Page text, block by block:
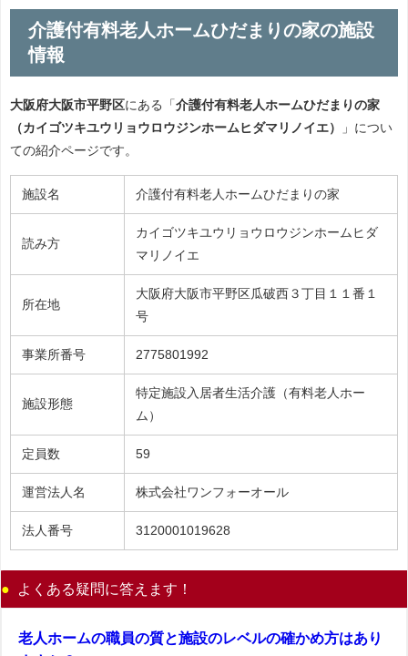
介護付有料老人ホームひだまりの家の施設
情報
大阪府大阪市平野区にある「 介護付有料老人ホームひだまりの家
（カイゴツキユウリョウロウジンホームヒダマリノイエ）
」につい
ての紹介ページです。
施設名 介護付有料老人ホームひだまりの家
読み方
カイゴツキユウリョウロウジンホームヒダ
マリノイエ
所在地
大阪府大阪市平野区瓜破西３丁目１１番１
号
事業所番号 2775801992
施設形態
特定施設入居者生活介護（有料老人ホー
ム）
定員数 59
運営法人名 株式会社ワンフォーオール
法人番号 3120001019628
よくある疑問に答えます！
老人ホームの職員の質と施設のレベルの確かめ方はあり